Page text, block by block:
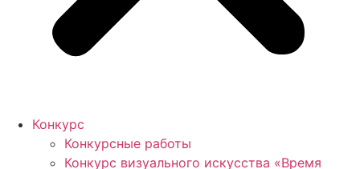
Конкурс
Конкурсные работы
Конкурс визуального искусства «Время